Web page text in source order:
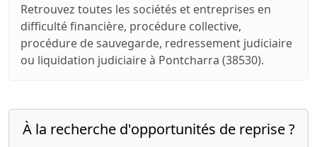
Retrouvez toutes les sociétés et entreprises en
difficulté financière, procédure collective,
procédure de sauvegarde, redressement judiciaire
ou liquidation judiciaire à Pontcharra (38530).
À la recherche d'opportunités de reprise ?